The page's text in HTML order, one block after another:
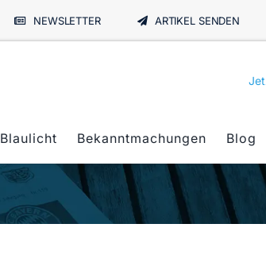
NEWSLETTER ARTIKEL SENDEN
Blaulicht Bekanntmachungen Blog